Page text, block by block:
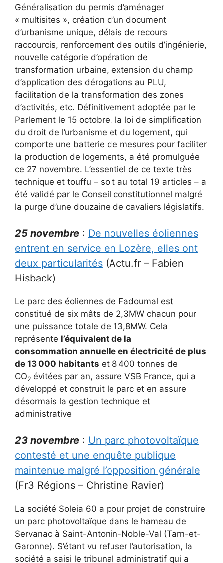
Généralisation du permis d’aménager
« multisites », création d’un document
d’urbanisme unique, délais de recours
raccourcis, renforcement des outils d’ingénierie,
nouvelle catégorie d’opération de
transformation urbaine, extension du champ
d’application des dérogations au PLU,
facilitation de la transformation des zones
d’activités, etc. Définitivement adoptée par le
Parlement le 15 octobre, la loi de simplification
du droit de l’urbanisme et du logement, qui
comporte une batterie de mesures pour faciliter
la production de logements, a été promulguée
ce 27 novembre. L’essentiel de ce texte très
technique et touffu – soit au total 19 articles – a
été validé par le Conseil constitutionnel malgré
la purge d’une douzaine de cavaliers législatifs.
25 novembre : De nouvelles éoliennes
entrent en service en Lozère, elles ont
deux particularités (Actu.fr – Fabien
Hisback)
Le parc des éoliennes de Fadoumal est
constitué de six mâts de 2,3MW chacun pour
une puissance totale de 13,8MW. Cela
représente l’équivalent de la
consommation annuelle en électricité de plus
de 13 000 habitants et 8 400 tonnes de
CO2 évitées par an, assure VSB France, qui a
développé et construit le parc et en assure
désormais la gestion technique et
administrative
23 novembre : Un parc photovoltaïque
contesté et une enquête publique
maintenue malgré l’opposition générale
(Fr3 Régions – Christine Ravier)
La société Soleia 60 a pour projet de construire
un parc photovoltaïque dans le hameau de
Servanac à Saint-Antonin-Noble-Val (Tarn-et-
Garonne). S’étant vu refuser l’autorisation, la
société a saisi le tribunal administratif qui a